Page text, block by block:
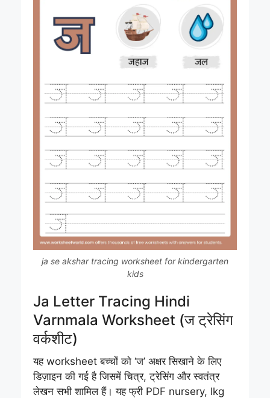
ja se akshar tracing worksheet for kindergarten
kids
Ja Letter Tracing Hindi
Varnmala Worksheet (ज ट्रेसिंग
वर्कशीट)
यह worksheet बच्चों को ‘ज’ अक्षर सिखाने के लिए
डिज़ाइन की गई है जिसमें चित्र, ट्रेसिंग और स्वतंत्र
लेखन सभी शामिल हैं। यह फ्री PDF nursery, lkg